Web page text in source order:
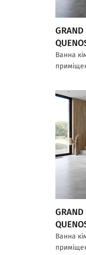
GRAND
Ванна
GRAND
Ванна